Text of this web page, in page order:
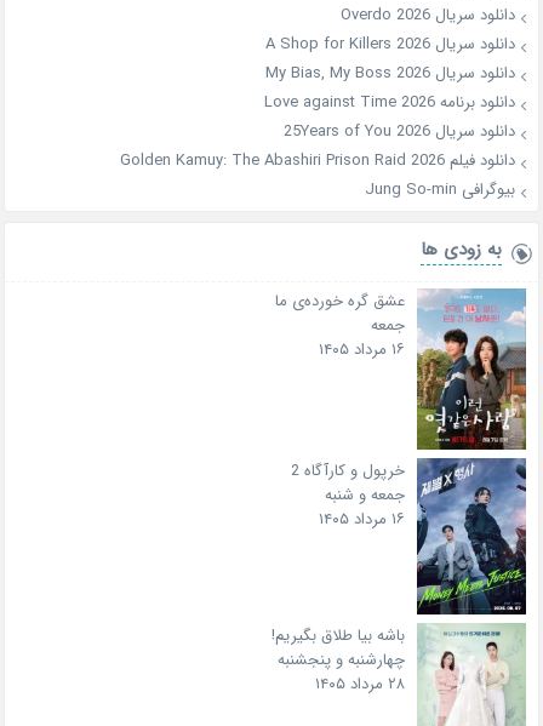
دانلود سریال Overdo 2026
دانلود سریال A Shop for Killers 2026
دانلود سریال My Bias, My Boss 2026
دانلود برنامه Love against Time 2026
دانلود سریال 25Years of You 2026
دانلود فیلم Golden Kamuy: The Abashiri Prison Raid 2026
بیوگرافی Jung So-min
به زودی ها
عشق گره خورده‌ی ما
جمعه
۱۶ مرداد ۱۴۰۵
خرپول و کارآگاه 2
جمعه و شنبه
۱۶ مرداد ۱۴۰۵
باشه بیا طلاق بگیریم!
چهارشنبه و پنجشنبه
۲۸ مرداد ۱۴۰۵